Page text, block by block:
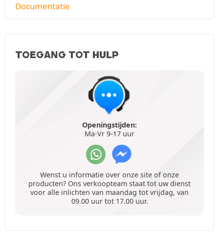
Documentatie
TOEGANG TOT HULP
Openingstijden:
Ma-Vr 9-17 uur
Wenst u informatie over onze site of onze
producten? Ons verkoopteam staat tot uw dienst
voor alle inlichten van maandag tot vrijdag, van
09.00 uur tot 17.00 uur.